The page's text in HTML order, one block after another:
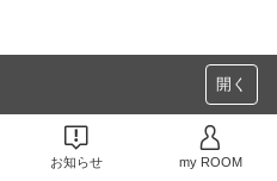
開く
お知らせ my ROOM